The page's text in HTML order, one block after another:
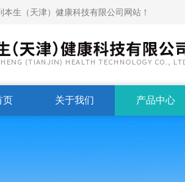
本生（天津）健康科技有限公司网站！
页 关于我们 产品中心